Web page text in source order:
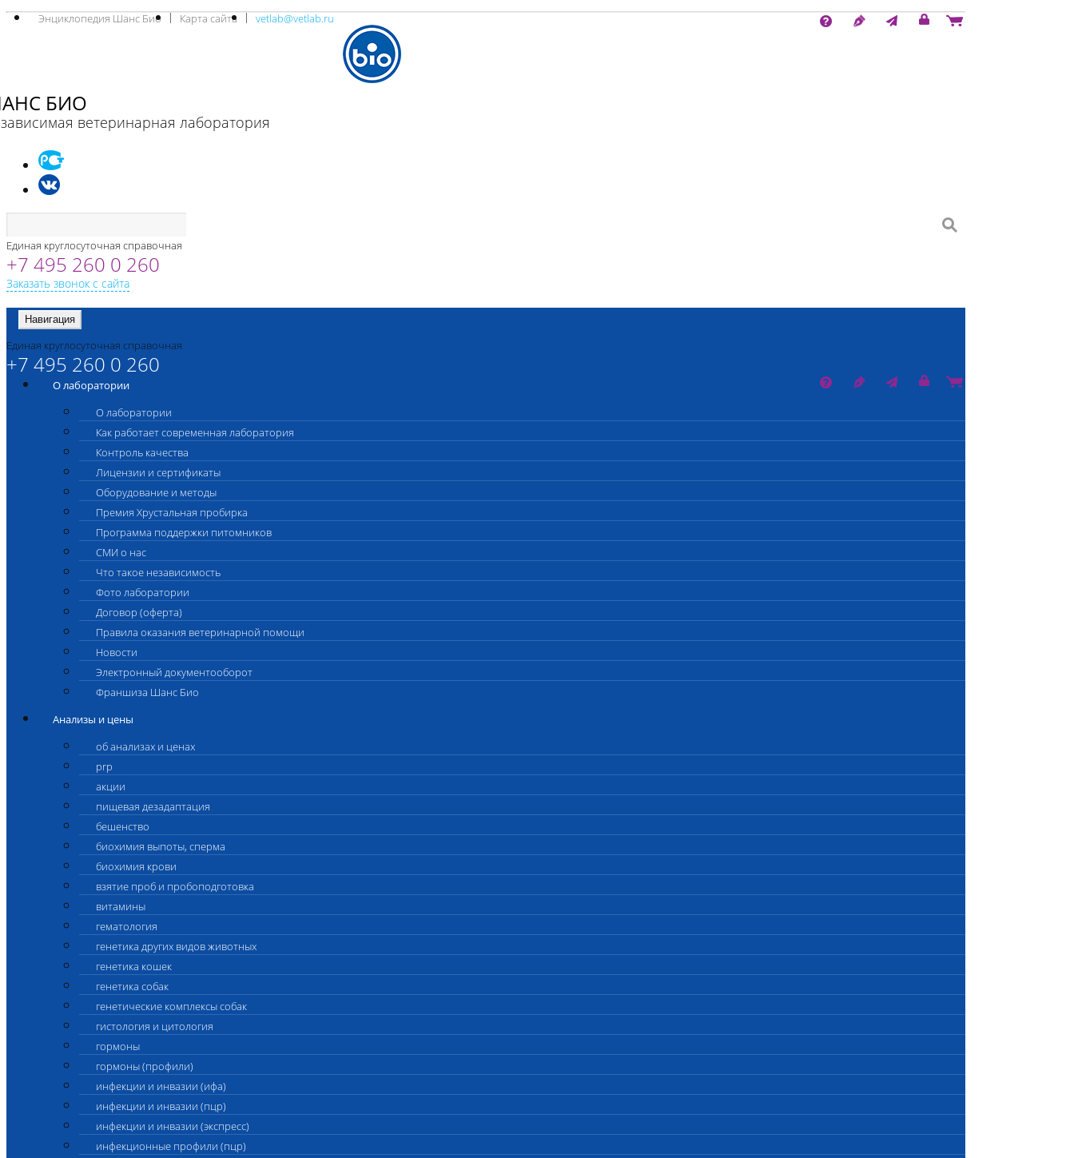
Энциклопедия Шанс Био Карта сайта vetlab@vetlab.ru
БИО
ветеринарная лаборатория
Единая круглосуточная справочная
+7 495 260 0 260
Заказать звонок с сайта
Навигация
Единая круглосуточная справочная
+7 495 260 0 260
О лаборатории
О лаборатории
Как работает современная лаборатория
Контроль качества
Лицензии и сертификаты
Оборудование и методы
Премия Хрустальная пробирка
Программа поддержки питомников
СМИ о нас
Что такое независимость
Фото лаборатории
Договор (оферта)
Правила оказания ветеринарной помощи
Новости
Электронный документооборот
Франшиза Шанс Био
Анализы и цены
об анализах и ценах
prp
акции
пищевая дезадаптация
бешенство
биохимия выпоты, сперма
биохимия крови
взятие проб и пробоподготовка
витамины
гематология
генетика других видов животных
генетика кошек
генетика собак
генетические комплексы собак
гистология и цитология
гормоны
гормоны (профили)
инфекции и инвазии (ифа)
инфекции и инвазии (пцр)
инфекции и инвазии (экспресс)
инфекционные профили (пцр)